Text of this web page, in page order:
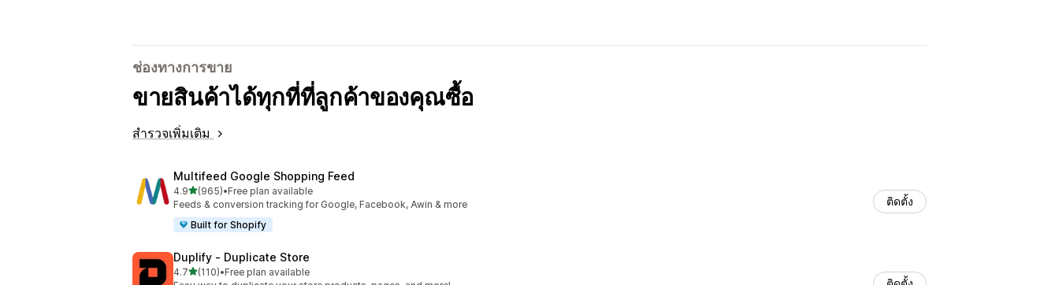
ช่องทางการขาย
ขายสินค้าได้ทุกที่ที่ลูกค้าของคุณซื้อ
สำรวจเพิ่มเติม
Multifeed Google Shopping Feed
4.9เต็ม 5 ดาว
(965)
ทั้งหมด 965 รีวิว
•Free plan available
Feeds & conversion tracking for Google, Facebook, Awin & more
Built for Shopify
ติดตั้ง
Duplify ‑ Duplicate Store
4.7เต็ม 5 ดาว
(110)
ทั้งหมด 110 รีวิว
•Free plan available